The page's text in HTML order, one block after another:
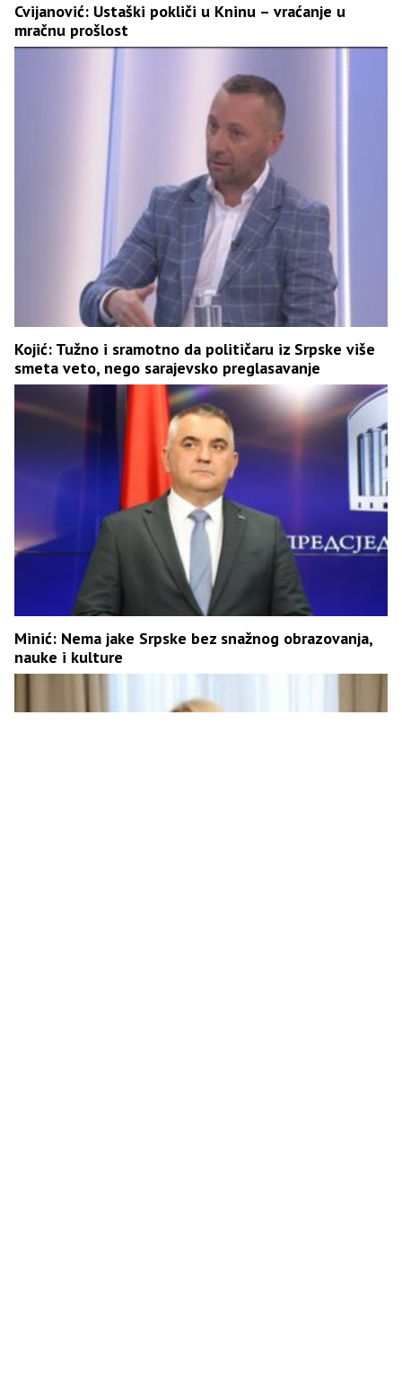
Cvijanović: Ustaški pokliči u Kninu – vraćanje u
mračnu prošlost
Kojić: Tužno i sramotno da političaru iz Srpske više
smeta veto, nego sarajevsko preglasavanje
Minić: Nema jake Srpske bez snažnog obrazovanja,
nauke i kulture